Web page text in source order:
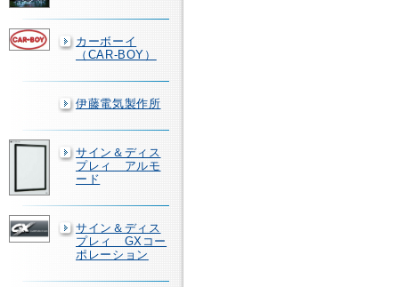
カーボーイ
（CAR-BOY）
伊藤電気製作所
サイン＆ディス
プレィ アルモ
ード
サイン＆ディス
プレィ GXコー
ポレーション